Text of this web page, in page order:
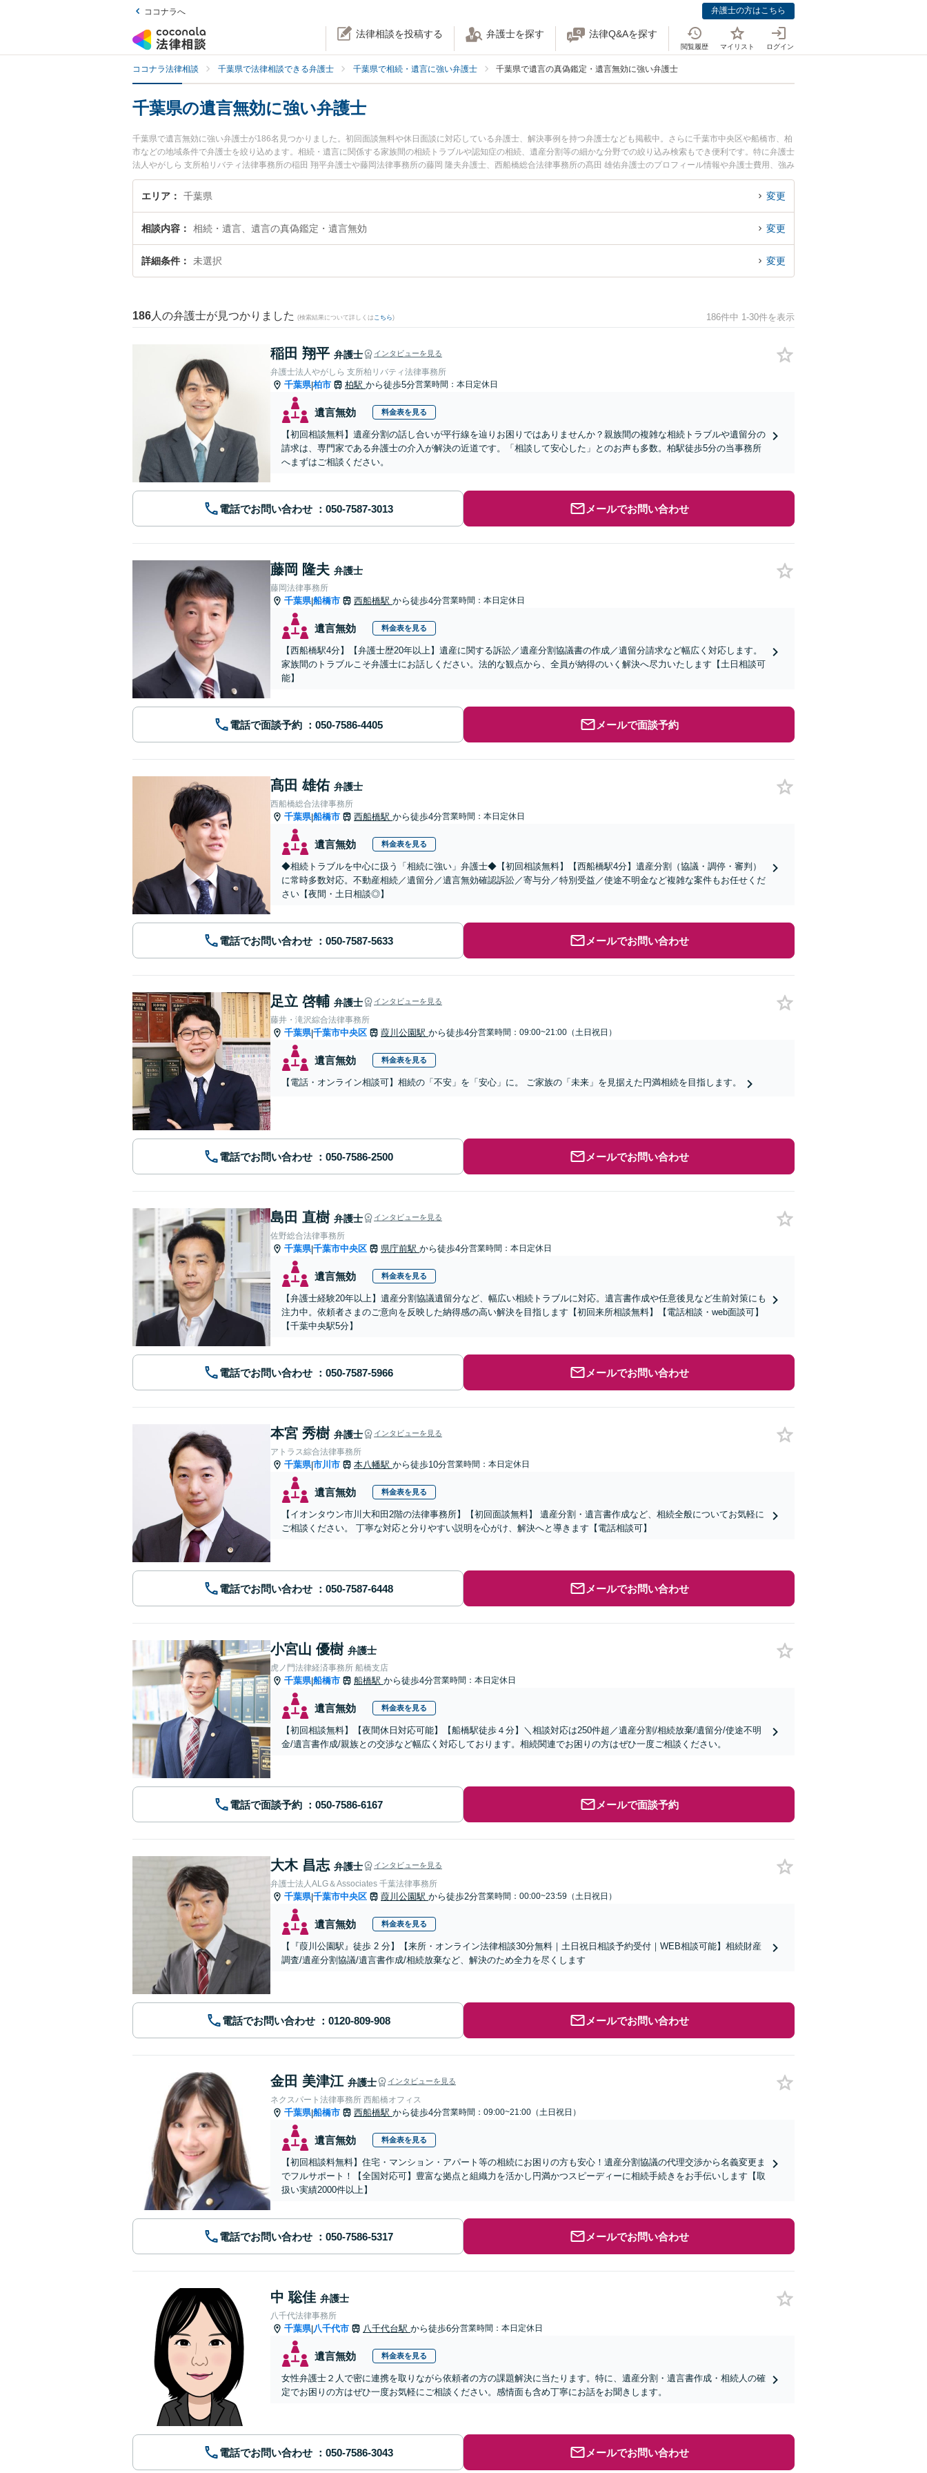
ココナラへ 弁護士の方はこちら
法律相談を投稿する 弁護士を探す 法律Q&Aを探す
閲覧履歴 マイリスト ログイン
ココナラ法律相談 千葉県で法律相談できる弁護士 千葉県で相続・遺言に強い弁護士 千葉県で遺言の真偽鑑定・遺言無効に強い弁護士
千葉県の遺言無効に強い弁護士
千葉県で遺言無効に強い弁護士が186名見つかりました。初回面談無料や休日面談に対応している弁護士、解決事例を持つ弁護士なども掲載中。さらに千葉市中央区や船橋市、柏
市などの地域条件で弁護士を絞り込めます。相続・遺言に関係する家族間の相続トラブルや認知症の相続、遺産分割等の細かな分野での絞り込み検索もでき便利です。特に弁護士
法人やがしら 支所柏リバティ法律事務所の稲田 翔平弁護士や藤岡法律事務所の藤岡 隆夫弁護士、西船橋総合法律事務所の髙田 雄佑弁護士のプロフィール情報や弁護士費用、強み
などが注目されています。『千葉県で土日や夜間に発生した遺言無効のトラブルを今すぐに弁護士に相談したい』『遺言無効のトラブル解決の実績豊富な近くの弁護士を検索した
い』『初回相談無料で遺言無効を法律相談できる千葉県内の弁護士に相談予約したい』などでお困りの相談者さんにおすすめです。
エリア 千葉県 変更
相談内容 相続・遺言、遺言の真偽鑑定・遺言無効 変更
詳細条件 未選択 変更
186 人の弁護士が見つかりました (検索結果について詳しくは こちら) 186件中 1-30件を表示
稲田 翔平 弁護士 インタビューを見る
弁護士法人やがしら 支所柏リバティ法律事務所
千葉県|柏市 柏駅 から徒歩5分営業時間：本日定休日
遺言無効 料金表を見る
【初回相談無料】遺産分割の話し合いが平行線を辿りお困りではありませんか？親族間の複雑な相続トラブルや遺留分の
請求は、専門家である弁護士の介入が解決の近道です。「相談して安心した」とのお声も多数。柏駅徒歩5分の当事務所
へまずはご相談ください。
電話でお問い合わせ メールでお問い合わせ
藤岡 隆夫 弁護士
藤岡法律事務所
千葉県|船橋市 西船橋駅 から徒歩4分営業時間：本日定休日
遺言無効 料金表を見る
【西船橋駅4分】【弁護士歴20年以上】遺産に関する訴訟／遺産分割協議書の作成／遺留分請求など幅広く対応します。
家族間のトラブルこそ弁護士にお話しください。法的な観点から、全員が納得のいく解決へ尽力いたします【土日相談可
能】
電話で面談予約 メールで面談予約
髙田 雄佑 弁護士
西船橋総合法律事務所
千葉県|船橋市 西船橋駅 から徒歩4分営業時間：本日定休日
遺言無効 料金表を見る
◆相続トラブルを中心に扱う「相続に強い」弁護士◆【初回相談無料】【西船橋駅4分】遺産分割（協議・調停・審判）
に常時多数対応。不動産相続／遺留分／遺言無効確認訴訟／寄与分／特別受益／使途不明金など複雑な案件もお任せくだ
さい【夜間・土日相談◎】
電話でお問い合わせ メールでお問い合わせ
足立 啓輔 弁護士 インタビューを見る
藤井・滝沢綜合法律事務所
千葉県|千葉市中央区 葭川公園駅 から徒歩4分営業時間：09:00~21:00（土日祝日）
遺言無効 料金表を見る
【電話・オンライン相談可】相続の「不安」を「安心」に。 ご家族の「未来」を見据えた円満相続を目指します。
電話でお問い合わせ メールでお問い合わせ
島田 直樹 弁護士 インタビューを見る
佐野総合法律事務所
千葉県|千葉市中央区 県庁前駅 から徒歩4分営業時間：本日定休日
遺言無効 料金表を見る
【弁護士経験20年以上】遺産分割協議遺留分など、幅広い相続トラブルに対応。遺言書作成や任意後見など生前対策にも
注力中。依頼者さまのご意向を反映した納得感の高い解決を目指します【初回来所相談無料】【電話相談・web面談可】
【千葉中央駅5分】
電話でお問い合わせ メールでお問い合わせ
本宮 秀樹 弁護士 インタビューを見る
アトラス綜合法律事務所
千葉県|市川市 本八幡駅 から徒歩10分営業時間：本日定休日
遺言無効 料金表を見る
【イオンタウン市川大和田2階の法律事務所】【初回面談無料】 遺産分割・遺言書作成など、相続全般についてお気軽に
ご相談ください。 丁寧な対応と分りやすい説明を心がけ、解決へと導きます【電話相談可】
電話でお問い合わせ メールでお問い合わせ
小宮山 優樹 弁護士
虎ノ門法律経済事務所 船橋支店
千葉県|船橋市 船橋駅 から徒歩4分営業時間：本日定休日
遺言無効 料金表を見る
【初回相談無料】【夜間休日対応可能】【船橋駅徒歩４分】＼相談対応は250件超／遺産分割/相続放棄/遺留分/使途不明
金/遺言書作成/親族との交渉など幅広く対応しております。相続関連でお困りの方はぜひ一度ご相談ください。
電話で面談予約 メールで面談予約
大木 昌志 弁護士 インタビューを見る
弁護士法人ALG＆Associates 千葉法律事務所
千葉県|千葉市中央区 葭川公園駅 から徒歩2分営業時間：00:00~23:59（土日祝日）
遺言無効 料金表を見る
【『葭川公園駅』徒歩 2 分】【来所・オンライン法律相談30分無料｜土日祝日相談予約受付｜WEB相談可能】相続財産
調査/遺産分割協議/遺言書作成/相続放棄など、解決のため全力を尽くします
電話でお問い合わせ メールでお問い合わせ
金田 美津江 弁護士 インタビューを見る
ネクスパート法律事務所 西船橋オフィス
千葉県|船橋市 西船橋駅 から徒歩4分営業時間：09:00~21:00（土日祝日）
遺言無効 料金表を見る
【初回相談料無料】住宅・マンション・アパート等の相続にお困りの方も安心！遺産分割協議の代理交渉から名義変更ま
でフルサポート！【全国対応可】豊富な拠点と組織力を活かし円満かつスピーディーに相続手続きをお手伝いします【取
扱い実績2000件以上】
電話でお問い合わせ メールでお問い合わせ
中 聡佳 弁護士
八千代法律事務所
千葉県|八千代市 八千代台駅 から徒歩6分営業時間：本日定休日
遺言無効 料金表を見る
女性弁護士２人で密に連携を取りながら依頼者の方の課題解決に当たります。特に、遺産分割・遺言書作成・相続人の確
定でお困りの方はぜひ一度お気軽にご相談ください。感情面も含め丁寧にお話をお聞きします。
電話でお問い合わせ メールでお問い合わせ